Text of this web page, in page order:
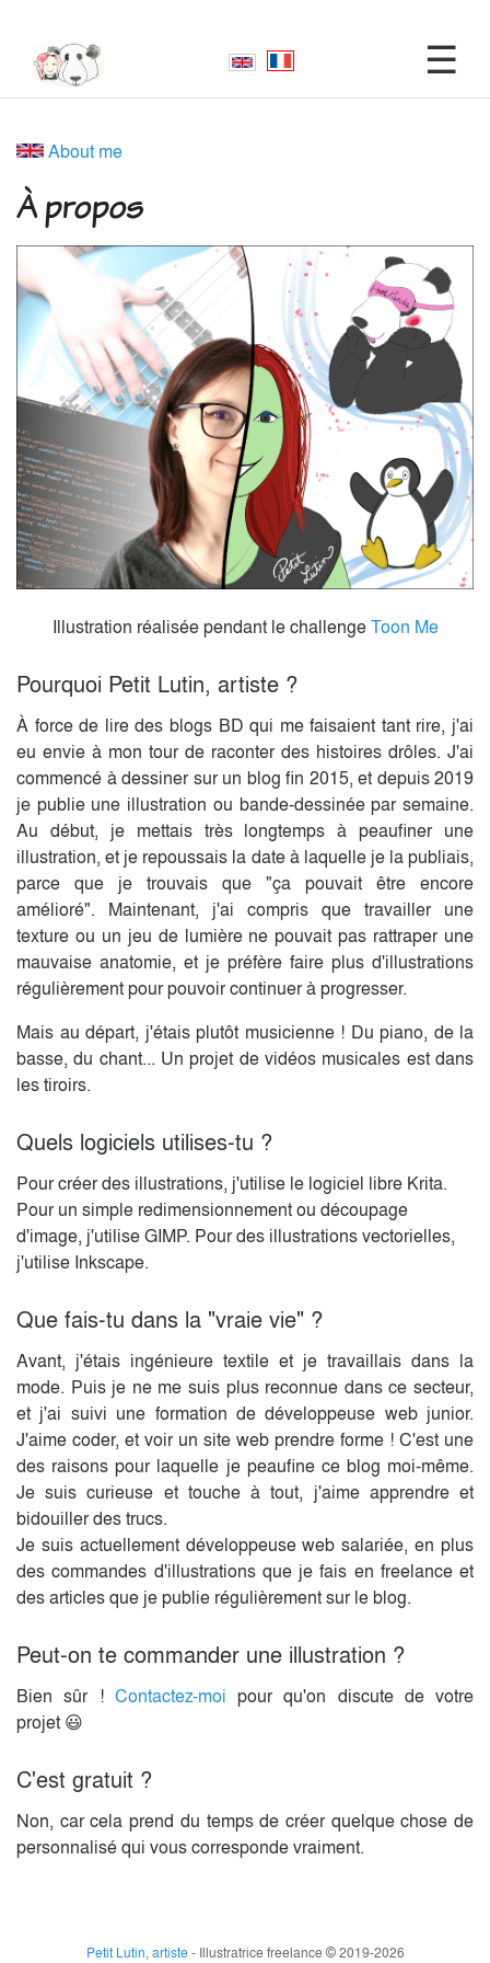
About me
À propos
Illustration réalisée pendant le challengeToon Me
Pourquoi Petit Lutin, artiste ?
À force de lire des blogs BD qui me faisaient tant rire, j'ai
eu envie à mon tour de raconter des histoires drôles. J'ai
commencé à dessiner sur un blog fin 2015, et depuis 2019
je publie une illustration ou bande-dessinée par semaine.
Au début, je mettais très longtemps à peaufiner une
illustration, et je repoussais la date à laquelle je la publiais,
parce que je trouvais que "ça pouvait être encore
amélioré". Maintenant, j'ai compris que travailler une
texture ou un jeu de lumière ne pouvait pas rattraper une
mauvaise anatomie, et je préfère faire plus d'illustrations
régulièrement pour pouvoir continuer à progresser.
Mais au départ, j'étais plutôt musicienne ! Du piano, de la
basse, du chant... Un projet de vidéos musicales est dans
les tiroirs.
Quels logiciels utilises-tu ?
Pour créer des illustrations, j'utilise le logiciel libre Krita.
Pour un simple redimensionnement ou découpage
d'image, j'utilise GIMP. Pour des illustrations vectorielles,
j'utilise Inkscape.
Que fais-tu dans la "vraie vie" ?
Avant, j'étais ingénieure textile et je travaillais dans la
mode. Puis je ne me suis plus reconnue dans ce secteur,
et j'ai suivi une formation de développeuse web junior.
J'aime coder, et voir un site web prendre forme ! C'est une
des raisons pour laquelle je peaufine ce blog moi-même.
Je suis curieuse et touche à tout, j'aime apprendre et
bidouiller des trucs.
Je suis actuellement développeuse web salariée, en plus
des commandes d'illustrations que je fais en freelance et
des articles que je publie régulièrement sur le blog.
Peut-on te commander une illustration ?
Bien sûr ! Contactez-moi pour qu'on discute de votre
projet 😃
C'est gratuit ?
Non, car cela prend du temps de créer quelque chose de
personnalisé qui vous corresponde vraiment.
Petit Lutin, artiste- Illustratrice freelance © 2019-2026